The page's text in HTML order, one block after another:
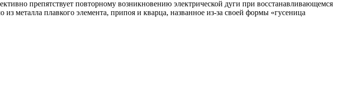
препятствует повторному возникновению электрической дуги при восстанавливающемся
металла плавкого элемента, припоя и кварца, названное из-за своей формы «гусеница